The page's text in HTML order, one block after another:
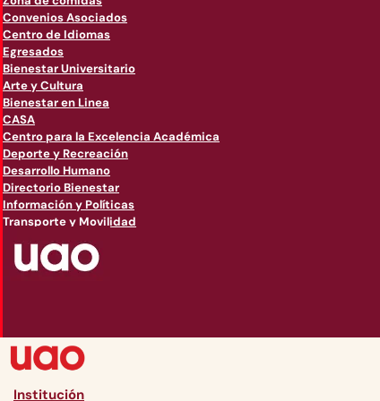
Convenios Asociados
Centro de Idiomas
Egresados
Bienestar Universitario
Arte y Cultura
Bienestar en Linea
CASA
Centro para la Excelencia Académica
Deporte y Recreación
Desarrollo Humano
Directorio Bienestar
Información y Políticas
Transporte y Movilidad
Institución